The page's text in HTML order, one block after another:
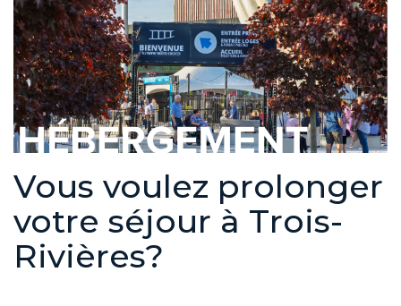
Vous voulez prolonger
votre séjour à Trois-
Rivières?